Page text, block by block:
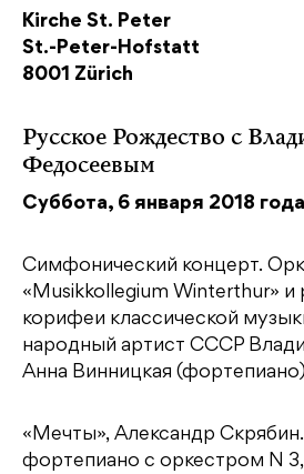
Kirche St. Peter
St.-Peter-Hofstatt
8001 Zürich
Русское Рождество с
Федосеевым
Суббота, 6 января 2018
Симфонический концерт.
«Musikkollegium Winterthur» и
корифеи классической
народный артист СССР
Анна Винницкая
«Мечты», Александр
фортепиано с оркестром N